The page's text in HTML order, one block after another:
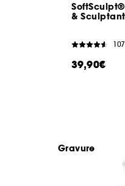
& Sculptant
39,90€
Gravure